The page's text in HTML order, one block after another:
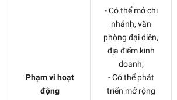
Phạm vi hoạt
động
- Có thể mở chi
nhánh, văn
phòng đại diện,
địa điểm kinh
doanh;
- Có thể phát
triển mở rộng